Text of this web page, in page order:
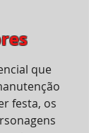
que
festa, os